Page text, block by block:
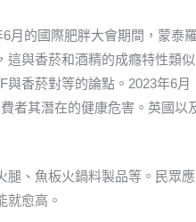
月的國際肥胖大會期間，蒙泰
與香菸和酒精的成癮特性類
香菸對等的論點。2023年6月
者其潛在的健康危害。英國以
、魚板火鍋料製品等。民眾
就愈高。